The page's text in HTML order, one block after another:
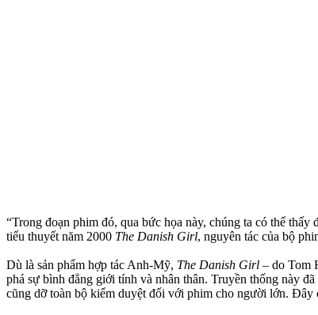
“Trong đoạn phim đó, qua bức họa này, chúng ta có thể
tiểu thuyết năm 2000 The Danish Girl, nguyên tác của bộ
Dù là sản phẩm hợp tác Anh-Mỹ, The Danish Girl – do Tom
phá sự bình đẳng giới tính và nhân thân. Truyền thống này
cũng dỡ toàn bộ kiểm duyệt đối với phim cho người lớn. Đây